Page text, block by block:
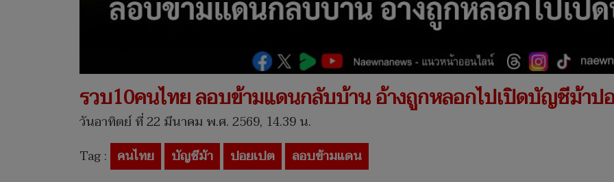
รวบ10คนไทย ลอบข้ามแดนกลับบ้าน อ้างถูกหลอกไปเปิดบัญชีม้าป
วันอาทิตย์ ที่ 22 มีนาคม พ.ศ. 2569, 14.39 น.
Tag : คนไทย บัญชีม้า ปอยเปต ลอบข้ามแดน